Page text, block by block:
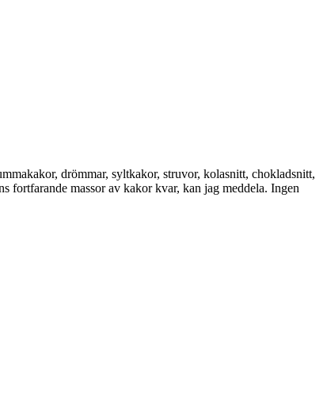
drömmar, syltkakor, struvor, kolasnitt, chokladsnitt,
fortfarande massor av kakor kvar, kan jag meddela. Ingen